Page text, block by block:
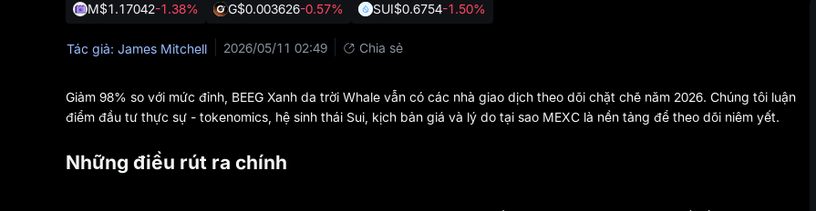
M$1.17042-1.38% G$0.003626-0.57% SUI$0.6754-1.50%
Tác giả: James Mitchell 2026/05/11 02:49 Chia sẻ
Giảm 98% so với mức đỉnh, BEEG Xanh da trời Whale vẫn có các nhà giao dịch theo dõi chặt chẽ năm 2026. Chúng tôi luận
điểm đầu tư thực sự - tokenomics, hệ sinh thái Sui, kịch bản giá và lý do tại sao MEXC là nền tảng để theo dõi niêm yết.
Những điều rút ra chính